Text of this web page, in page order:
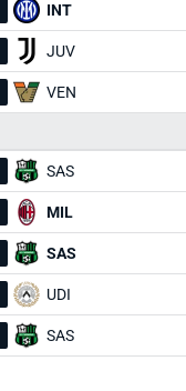
INT
JUV
VEN
SAS
MIL
SAS
UDI
SAS